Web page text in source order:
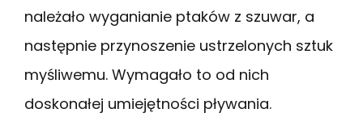
należało wyganianie ptaków z szuwar, a
następnie przynoszenie ustrzelonych sztuk
myśliwemu. Wymagało to od nich
doskonałej umiejętności pływania.